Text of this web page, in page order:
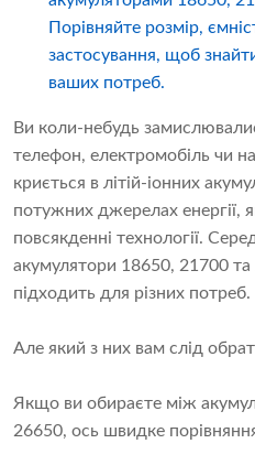
Порівняйте розмір,
застосування, щоб
ваших потреб.
Ви коли-небудь
телефон, електромобіль чи
криється в літій-іонних
потужних джерелах енергії,
повсякденні технології.
акумулятори 18650, 21700
підходить для різних потреб.
Але який з них вам слід
Якщо ви обираєте між
26650, ось швидке